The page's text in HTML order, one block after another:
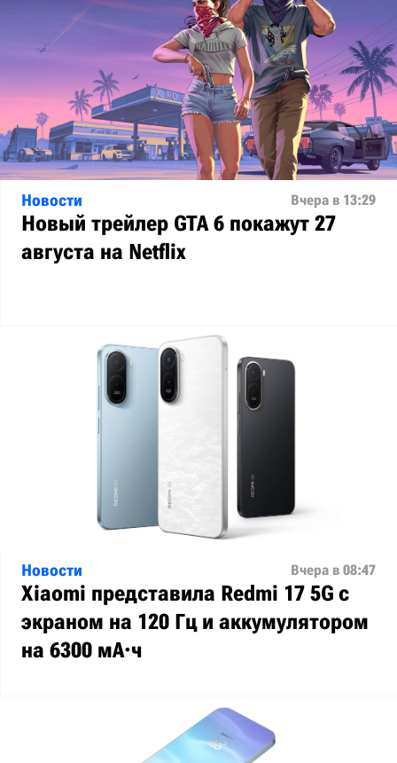
Новости Вчера в 13:29
Новый трейлер GTA 6 покажут 27
августа на Netflix
Новости Вчера в 08:47
Xiaomi представила Redmi 17 5G с
экраном на 120 Гц и аккумулятором
на 6300 мА·ч